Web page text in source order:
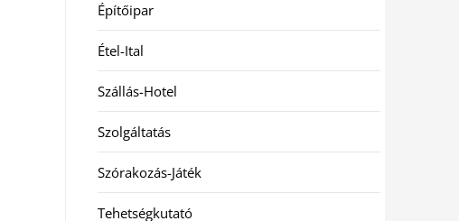
Építőipar
Étel-Ital
Szállás-Hotel
Szolgáltatás
Szórakozás-Játék
Tehetségkutató